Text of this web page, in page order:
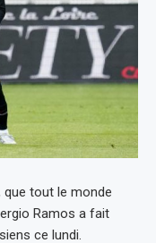
que tout le monde
Ramos a fait
ce lundi.